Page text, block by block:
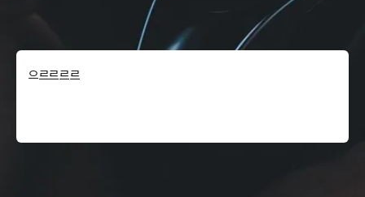
으르르르르